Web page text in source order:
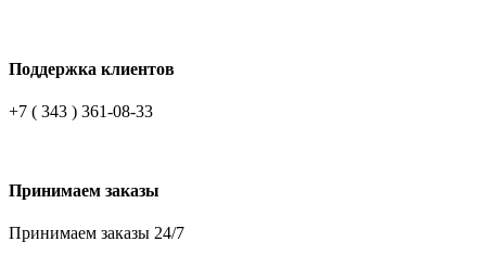
Поддержка клиентов
+7 ( 343 ) 361-08-33
Принимаем заказы
Принимаем заказы 24/7